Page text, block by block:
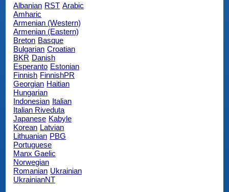
Albanian RST Arabic
Amharic
Armenian (Western)
Armenian (Eastern)
Breton Basque
Bulgarian Croatian
BKR Danish
Esperanto Estonian
Finnish FinnishPR
Georgian Haitian
Hungarian
Indonesian Italian
Italian Riveduta
Japanese Kabyle
Korean Latvian
Lithuanian PBG
Portuguese
Manx Gaelic
Norwegian
Romanian Ukrainian
UkrainianNT